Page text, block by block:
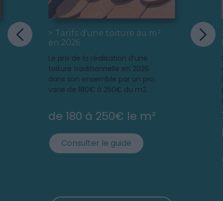
Tarifs d'une toiture au m²
en 2026
Le prix de la réalisation d’une
toiture traditionnelle en 2026
dans son ensemble par un pro,
varie de 180€ à 250€ du m2.
de 180 à 250€ le m²
Consulter le guide